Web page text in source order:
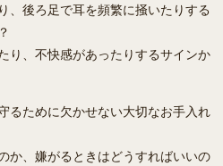
、後ろ足で耳を頻繁に掻いたりする
り、不快感があったりするサインか
るために欠かせない大切なお手入れ
か、嫌がるときはどうすればいいの